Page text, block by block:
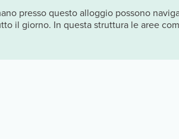
presso questo alloggio possono
il giorno. In questa struttura le aree